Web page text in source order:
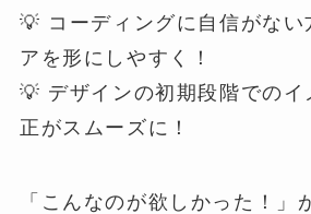
💡 コーディングに自信がな
アを形にしやすく！
💡 デザインの初期段階でのイ
正がスムーズに！
「こんなのが欲しかった！」